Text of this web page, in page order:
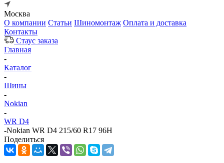
Москва
О компании Статьи Шиномонтаж Оплата и доставка
Контакты
Стаус заказа
Главная
-
Каталог
-
Шины
-
Nokian
-
WR D4
-Nokian WR D4 215/60 R17 96H
Поделиться